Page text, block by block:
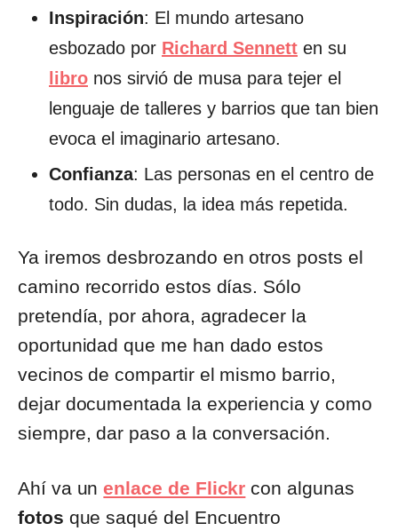
Inspiración: El mundo artesano
esbozado por Richard Sennett en su
libro nos sirvió de musa para tejer el
lenguaje de talleres y barrios que tan bien
evoca el imaginario artesano.
Confianza: Las personas en el centro de
todo. Sin dudas, la idea más repetida.
Ya iremos desbrozando en otros posts el
camino recorrido estos días. Sólo
pretendía, por ahora, agradecer la
oportunidad que me han dado estos
vecinos de compartir el mismo barrio,
dejar documentada la experiencia y como
siempre, dar paso a la conversación.
Ahí va unenlace de Flickr con algunas
fotos que saqué del Encuentro